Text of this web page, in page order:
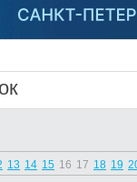
13 14 15 16 17 18 19